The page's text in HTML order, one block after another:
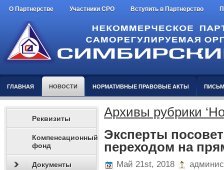
О Партнерстве Участники СРО Вступить в Партнерство
ГЛАВНАЯ НОВОСТИ НОРМАТИВНЫЕ ПРАВОВЫЕ АКТЫ
Реквизиты
Компенсационный
фонд
Документы
Архивы рубрики
Эксперты
переходом на
Май 21st, 2018